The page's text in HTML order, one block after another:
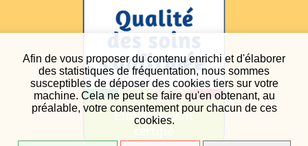
Afin de vous proposer du contenu enrichi et d'élaborer
des statistiques de fréquentation, nous sommes
susceptibles de déposer des cookies tiers sur votre
machine. Cela ne peut se faire qu'en obtenant, au
préalable, votre consentement pour chacun de ces
cookies.